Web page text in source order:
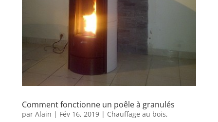
Comment fonctionne un poêle à granulés
par Alain | Fév 16, 2019| Chauffage au bois,